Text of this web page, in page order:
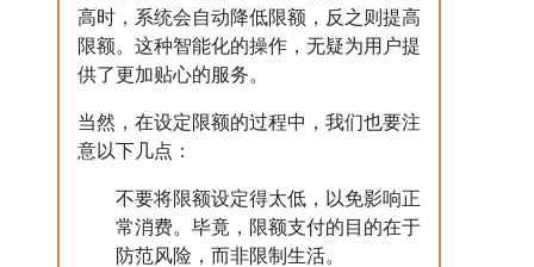
高时，系统会自动降低限额，反之则提高
限额。这种智能化的操作，无疑为用户提
供了更加贴心的服务。
当然，在设定限额的过程中，我们也要注
意以下几点：
不要将限额设定得太低，以免影响正
常消费。毕竟，限额支付的目的在于
防范风险，而非限制生活。